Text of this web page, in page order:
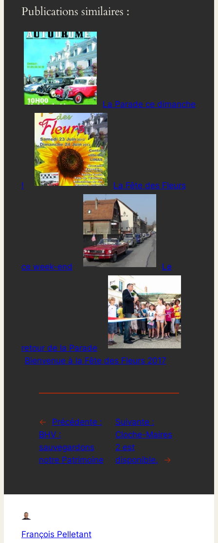
Publications similaires :
La Parade ce dimanche
! La Fête des Fleurs
ce week-end Le
retour de la Parade
Bienvenue à la Fête des Fleurs 2017
←
Précédente :
BHV :
sauvegardons
notre Patrimoine
Suivante :
Cloche-Maires
2 est
disponible.
→
François Pelletant